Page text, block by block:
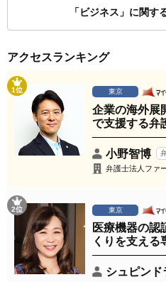
「ビジネス」に関す
アクセスランキング
1位 東京
企業の海外展
で支援する弁
小野智博
弁護士法人ファ
2位 東京
医療機器の認
くりを支える
シュピンド